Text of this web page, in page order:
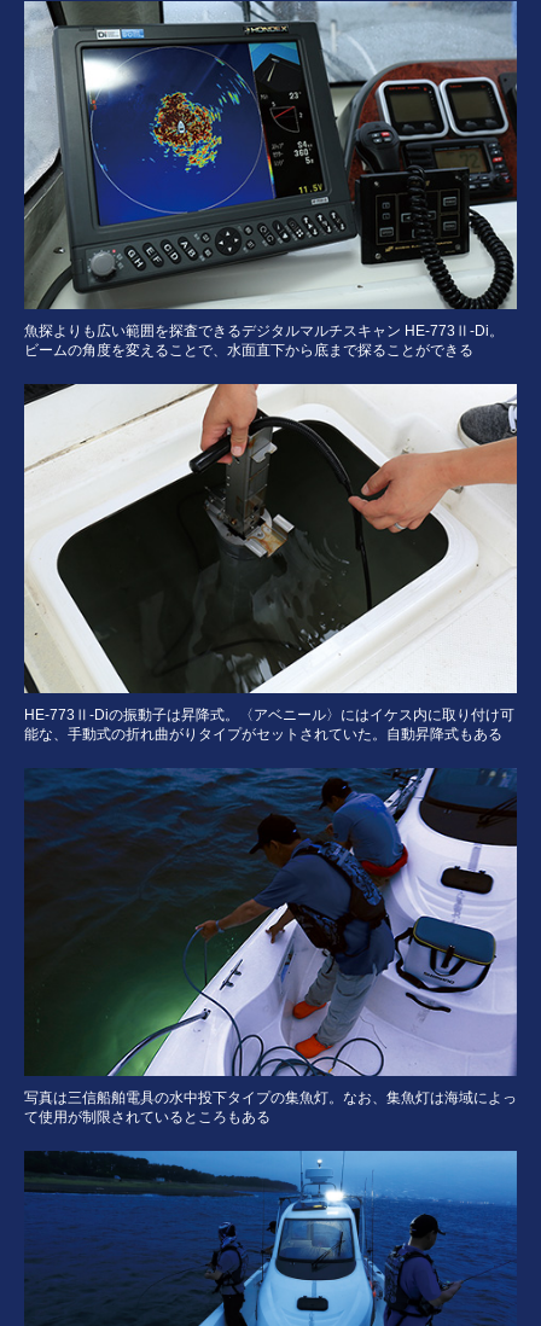
魚探よりも広い範囲を探査できるデジタルマルチスキャン HE-773Ⅱ-Di。
ビームの角度を変えることで、水面直下から底まで探ることができる
HE-773Ⅱ-Diの振動子は昇降式。〈アベニール〉にはイケス内に取り付け可
能な、手動式の折れ曲がりタイプがセットされていた。自動昇降式もある
写真は三信船舶電具の水中投下タイプの集魚灯。なお、集魚灯は海域によっ
て使用が制限されているところもある